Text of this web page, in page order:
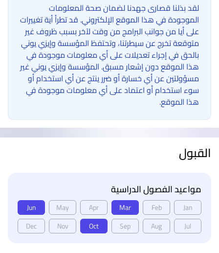
لقد بذلنا قصارى جهدنا لضمان صحة المعلومات
الموجودة في هذا الموقع الإلكتروني. قد تطرأ أية تغييرات
على أيا من جوانب البرامج من وقت لآخر بسبب ظروف غير
متوقعة تخرج عن سيطرتنا، وتحتفظ المؤسسة وإيزي يوني
بالحق في إجراء تعديلات على أي معلومات موجودة في
هذا الموقع دون إشعار مسبق. المؤسسة وإيزي يوني غير
مسؤولتين عن أي خسارة أو ضرر ينتج عن أي استخدام أو
سوء استخدام أو اعتماد على أي معلومات موجودة في
هذا الموقع.
القبول
مواعيد الفصول الدراسية
Jan
Feb
Mar
Apr
May
Jun
Jul
Aug
Sep
Oct
Nov
Dec